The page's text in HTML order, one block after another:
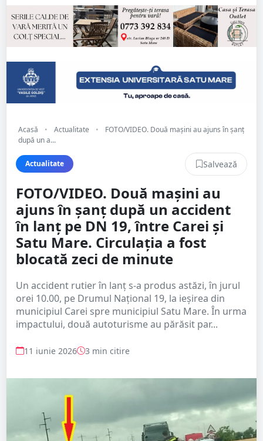
Acasă • Actualitate •
FOTO/VIDEO. Două mașini au ajuns în șanț
după un a...
Actualitate Salvează
FOTO/VIDEO. Două mașini au
ajuns în șanț după un accident
în lanț pe DN 19, între Carei și
Satu Mare. Circulația a fost
blocată zeci de minute
Un accident rutier în lanț s-a produs astăzi, în jurul
orei 10.00, pe Drumul Național 19, la ieșirea din
municipiul Carei spre municipiul Satu Mare. În urma
impactului, două autoturisme au părăsit par...
11 iunie 2026 3 min citire